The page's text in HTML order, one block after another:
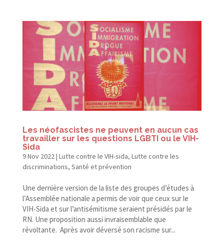
Les néofascistes ne peuvent en aucun cas
travailler sur les questions LGBTI ou le VIH-
Sida
9 Nov 2022 | Lutte contre le VIH-sida, Lutte contre les
discriminations, Santé et prévention
Une dernière version de la liste des groupes d’études à
l’Assemblée nationale a permis de voir que ceux sur le
VIH-​Sida et sur l’antisémitisme seraient présidés par le
RN. Une proposition aussi invraisemblable que
révoltante. Après avoir déversé son racisme sur...